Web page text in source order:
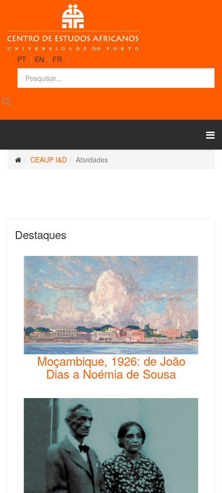
PT | EN | FR |
CEAUP I&D Atividades
Destaques
Moçambique, 1926: de João
Dias a Noémia de Sousa